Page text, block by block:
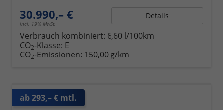
30.990,– €
incl. 19% MwSt.
Details
Verbrauch kombiniert: 6,60 l/100km
CO2-Klasse: E
CO2-Emissionen: 150,00 g/km
ab 293,– € mtl.